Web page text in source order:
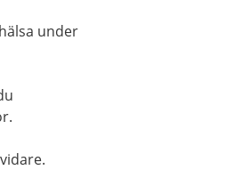
under